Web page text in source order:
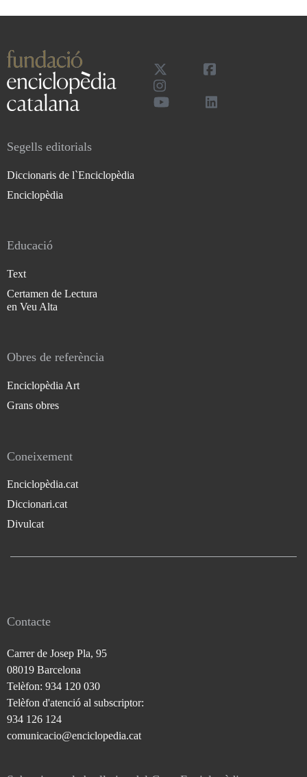
Segells editorials
Diccionaris de l`Enciclopèdia
Enciclopèdia
Educació
Text
Certamen de Lectura
en Veu Alta
Obres de referència
Enciclopèdia Art
Grans obres
Coneixement
Enciclopèdia.cat
Diccionari.cat
Divulcat
Contacte
Carrer de Josep Pla, 95
08019 Barcelona
Telèfon: 934 120 030
Telèfon d'atenció al subscriptor:
934 126 124
comunicacio@enciclopedia.cat